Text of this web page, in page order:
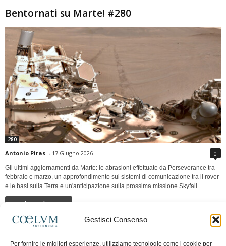
Gestisci Consenso
Per fornire le migliori esperienze, utilizziamo tecnologie come i cookie per
Bentornati su Marte! #280
280
Antonio Piras - 17 Giugno 2026 0
Gli ultimi aggiornamenti da Marte: le abrasioni effettuate da Perseverance tra
febbraio e marzo, un approfondimento sui sistemi di comunicazione tra il rover
e le basi sulla Terra e un'anticipazione sulla prossima missione Skyfall
Continua a leggere